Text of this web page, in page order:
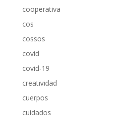
cooperativa
cos
cossos
covid
covid-19
creatividad
cuerpos
cuidados